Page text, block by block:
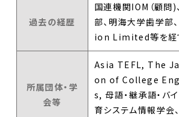
過去の経歴
国連機関IOM（顧問
部、明海大学歯学
ion Limited等を経
所属団体・学
会等
Asia TEFL, The
on of College
s, 母語・継承語・バ
育システム情報学会